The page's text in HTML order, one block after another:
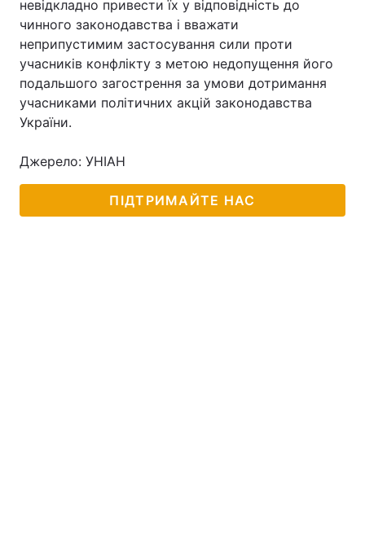
невідкладно привести їх у відповідність до
чинного законодавства і вважати
неприпустимим застосування сили проти
учасників конфлікту з метою недопущення його
подальшого загострення за умови дотримання
учасниками політичних акцій законодавства
України.
Джерело: УНІАН
ПІДТРИМАЙТЕ НАС